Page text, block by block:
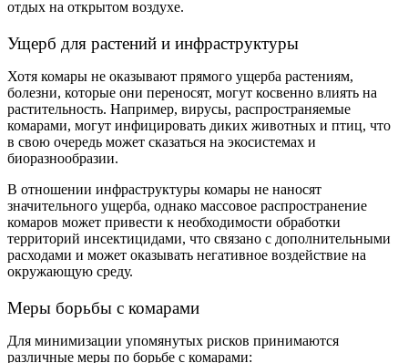
отдых на открытом воздухе.
Ущерб для растений и инфраструктуры
Хотя комары не оказывают прямого ущерба растениям,
болезни, которые они переносят, могут косвенно влиять на
растительность. Например, вирусы, распространяемые
комарами, могут инфицировать диких животных и птиц, что
в свою очередь может сказаться на экосистемах и
биоразнообразии.
В отношении инфраструктуры комары не наносят
значительного ущерба, однако массовое распространение
комаров может привести к необходимости обработки
территорий инсектицидами, что связано с дополнительными
расходами и может оказывать негативное воздействие на
окружающую среду.
Меры борьбы с комарами
Для минимизации упомянутых рисков принимаются
различные меры по борьбе с комарами: